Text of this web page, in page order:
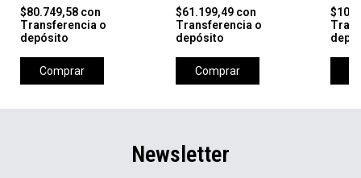
$80.749,58 con
Transferencia o
depósito
Comprar
$61.199,49 con
Transferencia o
depósito
Comprar
Newsletter